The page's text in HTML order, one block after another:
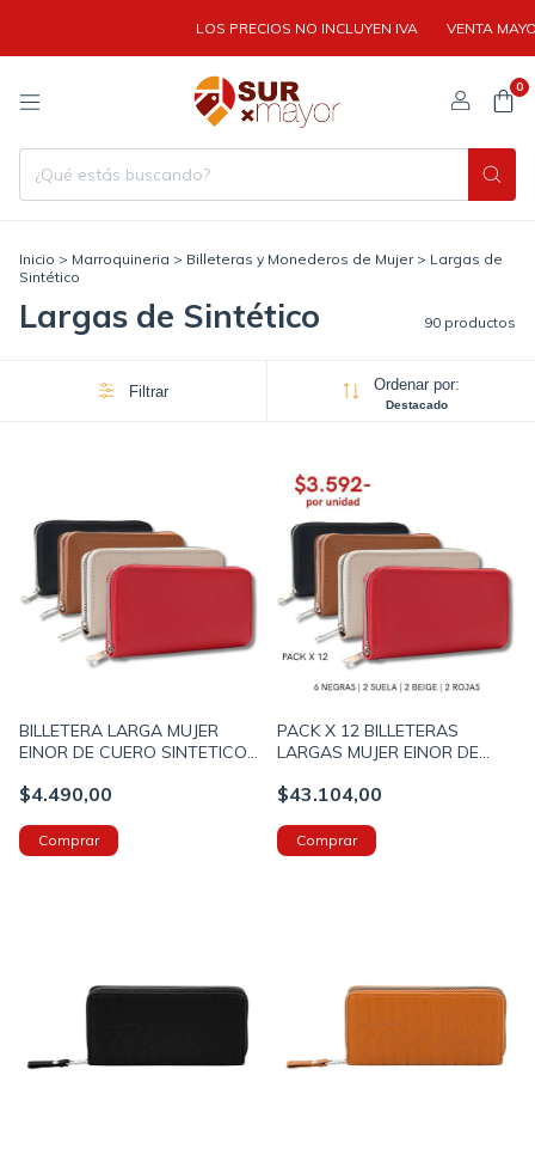
LOS PRECIOS NO INCLUYEN IVA VENTA MAYORISTA |
0
Inicio > Marroquineria > Billeteras y Monederos de Mujer > Largas de
Sintético
Largas de Sintético 90 productos
Filtrar Ordenar por:
Destacado
BILLETERA LARGA MUJER
EINOR DE CUERO SINTETICO
LLEVAR (X800001)
$4.490,00
Comprar
PACK X 12 BILLETERAS
LARGAS MUJER EINOR DE
20X10X3CM CON TIRA PARA
$43.104,00